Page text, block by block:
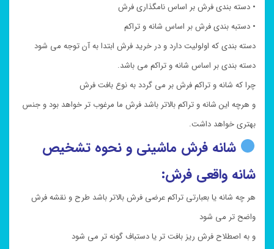
• دسته بندی فرش بر اساس نامگذاری فرش
• دستبه بندی فرش بر اساس شانه و تراکم
دسته بندی که اولولیت دارد و در خرید فرش ابتدا به آن توجه می شود
دسته بندی بر اساس شانه و تراکم می باشد.
چرا که شانه و تراکم فرش بر می گردد به نوع بافت فرش
و هرچه این شانه و تراکم بالاتر باشد فرش ما مرغوب تر خواهد بود و جنس
بهتری خواهد داشت.
شانه فرش ماشینی و نحوه تشخیص
شانه واقعی فرش:
هر چه شانه یا بعبارتی تراکم عرضی فرش بالاتر باشد طرح و نقشه فرش
واضح تر می شود
و به اصطلاح فرش ریز بافت تر یا دستباف گونه تر می شود